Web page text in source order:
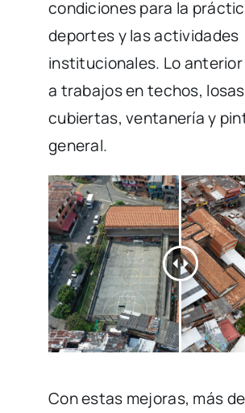
condiciones para la
deportes y las actividades
institucionales. Lo anterior
a trabajos en techos,
cubiertas, ventanería y
general.
Con estas mejoras, más